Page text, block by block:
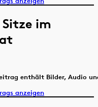
im
enthält Bilder, Audio
anzeigen